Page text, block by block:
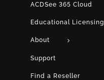
ACDSee 365 Cloud
Educational Licensing
About
Support
Find a Reseller